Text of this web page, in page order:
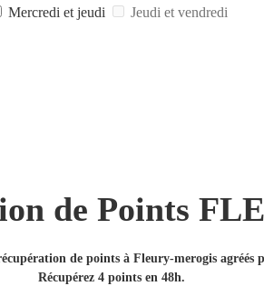
Mercredi et jeudi Jeudi et vendredi
de Points
de points à Fleury-merogis agréés
Récupérez 4 points en 48h.